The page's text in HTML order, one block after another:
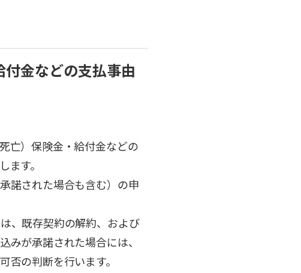
金などの支払事由
亡）保険金・給付金などの
す。
諾された場合も含む）の申
、既存契約の解約、および
みが承諾された場合には、
の判断を行います。